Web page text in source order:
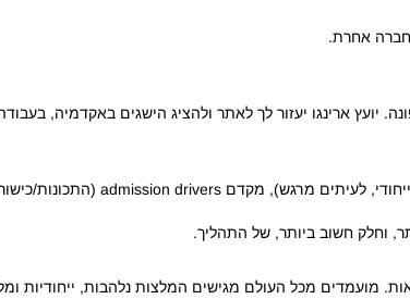
חברה אחרת.
יועץ ארינגו יעזור לך לאתר ולהציג הישגים באקדמיה,
לעיתים מרגש), מקדם admission drivers (
התכונות/
וחלק חשוב ביותר, של התהליך.
מועמדים מכל העולם מגישים המלצות נלהבות, ייחודיות